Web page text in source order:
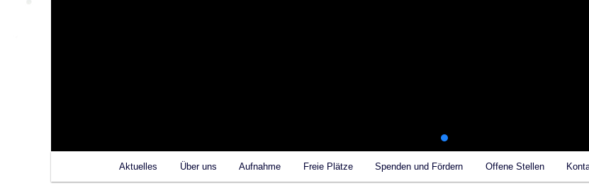
HauptmenüAktuelles Über uns Aufnahme Freie Plätze Spenden und Fördern Offene Stellen